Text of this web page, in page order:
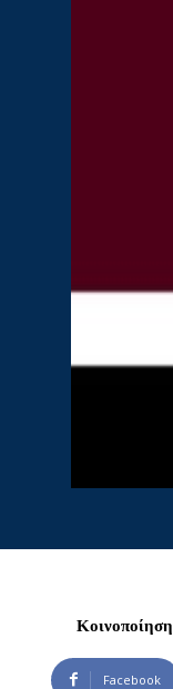
Κοινοποίηση
Facebook